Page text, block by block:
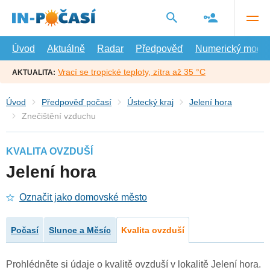
hlavní
Úvod
Aktuálně Radar Předpověď Numerický model
AKTUALITA: Vrací se tropické teploty, zítra až 35 °C
Úvod Předpověď počasí Ústecký kraj
Jelení hora
Znečištění vzduchu
KVALITA OVZDUŠÍ
Jelení hora
Označit jako domovské město
Počasí Slunce a Měsíc Kvalita ovzduší
Prohlédněte si údaje o kvalitě ovzduší v lokalitě Jelení hora.